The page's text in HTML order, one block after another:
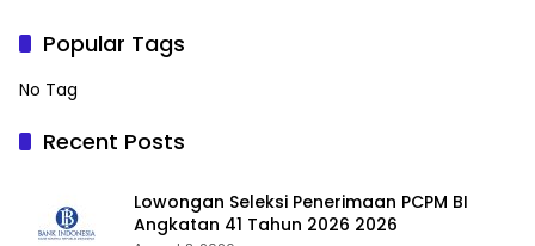
Popular Tags
No Tag
Recent Posts
Lowongan Seleksi Penerimaan PCPM BI
Angkatan 41 Tahun 2026 2026